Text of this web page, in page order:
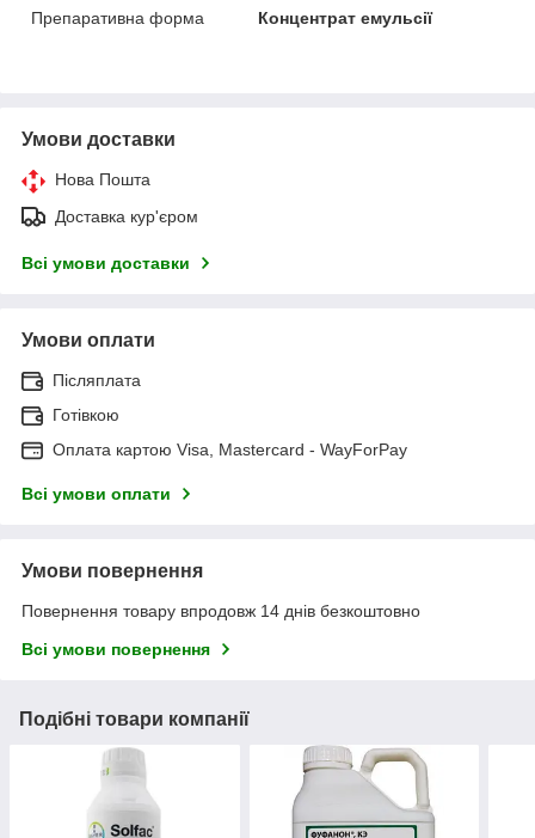
Препаративна форма
Концентрат емульсії
Умови доставки
Нова Пошта
Доставка кур'єром
Всі умови доставки
Умови оплати
Післяплата
Готівкою
Оплата картою Visa, Mastercard - WayForPay
Всі умови оплати
Умови повернення
Повернення товару впродовж 14 днів безкоштовно
Всі умови повернення
Подібні товари компанії